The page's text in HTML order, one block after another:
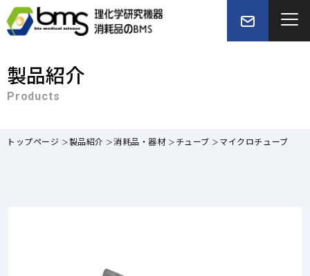
製品紹介
Products
トップページ 製品紹介 消耗品・器材 チューブ マイクロチューブ